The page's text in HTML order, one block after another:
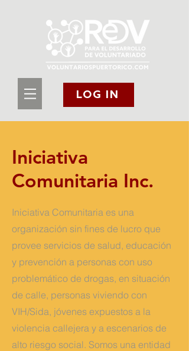
LOG IN
Iniciativa
Comunitaria Inc.
Iniciativa Comunitaria es una
organización sin fines de lucro que
provee servicios de salud, educación
y prevención a personas con uso
problemático de drogas, en situación
de calle, personas viviendo con
VIH/Sida, jóvenes expuestos a la
violencia callejera y a escenarios de
alto riesgo social. Somos una entidad